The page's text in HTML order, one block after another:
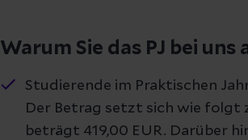
Warum Sie das PJ bei
Studierende im Praktischen
Der Betrag setzt sich wie folgt
beträgt 419,00 EUR. Darüber